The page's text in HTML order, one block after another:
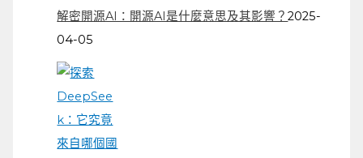
解密開源AI：開源AI是什麼意思及其影響？2025-
04-05